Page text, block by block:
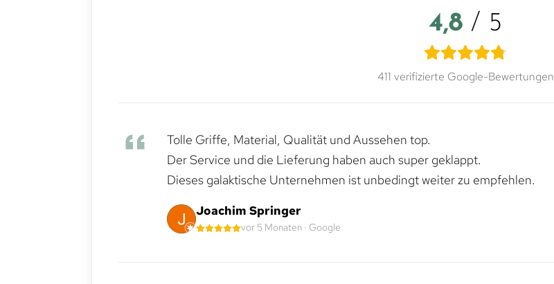
4,8 / 5
411 verifizierte Google-Bewertungen
Tolle Griffe, Material, Qualität und Aussehen top.
Der Service und die Lieferung haben auch super geklappt.
Dieses galaktische Unternehmen ist unbedingt weiter zu empfehlen.
Joachim Springer
vor 5 Monaten · Google